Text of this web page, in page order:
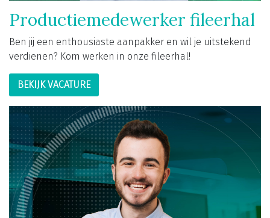
Productiemedewerker fileerhal
Ben jij een enthousiaste aanpakker en wil je uitstekend
verdienen? Kom werken in onze fileerhal!
BEKIJK VACATURE